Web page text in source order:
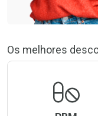
Os melhores